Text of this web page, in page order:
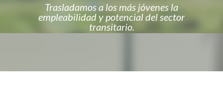
Trasladamos a los más jóvenes la
empleabilidad y potencial del sector
transitario.